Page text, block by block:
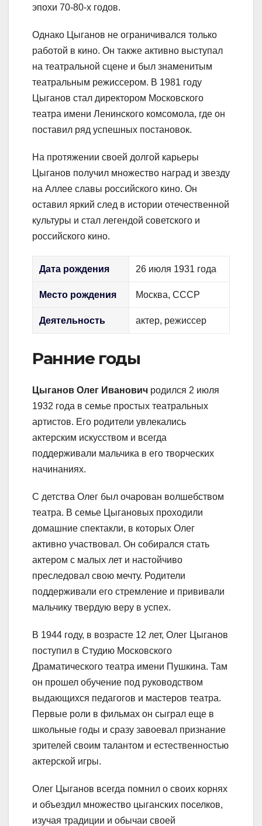
эпохи 70-80-х годов.
Однако Цыганов не ограничивался только
работой в кино. Он также активно выступал
на театральной сцене и был знаменитым
театральным режиссером. В 1981 году
Цыганов стал директором Московского
театра имени Ленинского комсомола, где он
поставил ряд успешных постановок.
На протяжении своей долгой карьеры
Цыганов получил множество наград и звезду
на Аллее славы российского кино. Он
оставил яркий след в истории отечественной
культуры и стал легендой советского и
российского кино.
Дата рождения 26 июля 1931 года
Место рождения Москва, СССР
Деятельность актер, режиссер
Ранние годы
Цыганов Олег Иванович родился 2 июля
1932 года в семье простых театральных
артистов. Его родители увлекались
актерским искусством и всегда
поддерживали мальчика в его творческих
начинаниях.
С детства Олег был очарован волшебством
театра. В семье Цыгановых проходили
домашние спектакли, в которых Олег
активно участвовал. Он собирался стать
актером с малых лет и настойчиво
преследовал свою мечту. Родители
поддерживали его стремление и прививали
мальчику твердую веру в успех.
В 1944 году, в возрасте 12 лет, Олег Цыганов
поступил в Студию Московского
Драматического театра имени Пушкина. Там
он прошел обучение под руководством
выдающихся педагогов и мастеров театра.
Первые роли в фильмах он сыграл еще в
школьные годы и сразу завоевал признание
зрителей своим талантом и естественностью
актерской игры.
Олег Цыганов всегда помнил о своих корнях
и объездил множество цыганских поселков,
изучая традиции и обычаи своей